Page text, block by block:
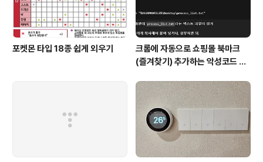
포켓몬 타입 18종 쉽게 외우기
크롬에 자동으로 쇼핑몰 북마크
(즐겨찾기) 추가하는 악성코드 삭
servicepack)